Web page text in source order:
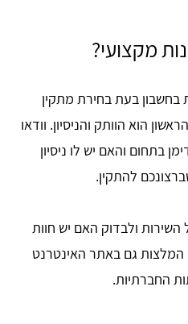
מקצועי?
בעת בחירת מתקין
הוא הוותק והניסיון. וודאו
בתחום והאם יש לו ניסיון
להתקין.
ולבדוק האם יש חוות
המלצות גם באתר האינטרנט
החברתיות.